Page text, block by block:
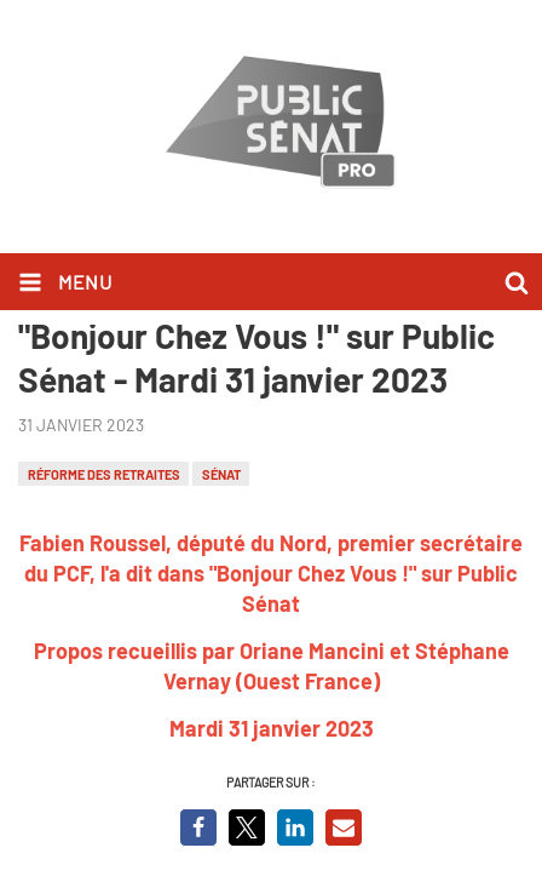
MENU
Fabien Roussel l'a dit dans
"Bonjour Chez Vous !" sur Public
Sénat - Mardi 31 janvier 2023
31 JANVIER 2023
RÉFORME DES RETRAITES SÉNAT
Fabien Roussel, député du Nord, premier secrétaire
du PCF, l'a dit dans "Bonjour Chez Vous !" sur Public
Sénat
Propos recueillis par Oriane Mancini et Stéphane
Vernay (Ouest France)
Mardi 31 janvier 2023
PARTAGER SUR :